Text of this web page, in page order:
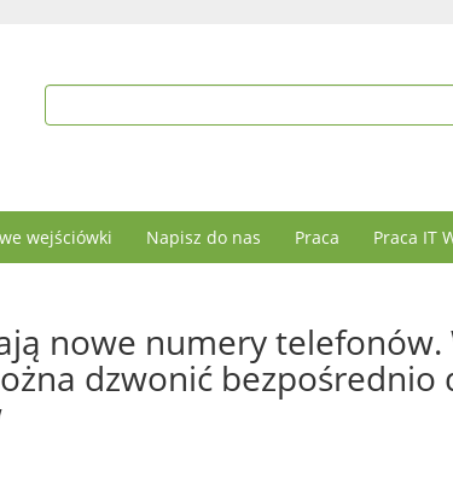
wejściówki Napisz do nas Praca Praca IT
nowe numery telefonów.
dzwonić bezpośrednio